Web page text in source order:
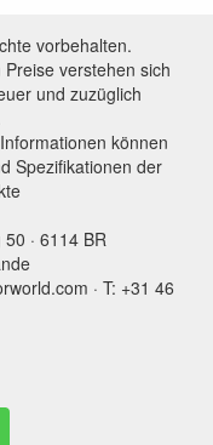
vorbehalten.
verstehen sich
und zuzüglich
können
Spezifikationen der
· 6114 BR
· T: +31 46